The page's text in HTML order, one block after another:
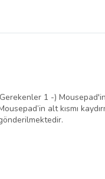
1 -)
alt kısmı